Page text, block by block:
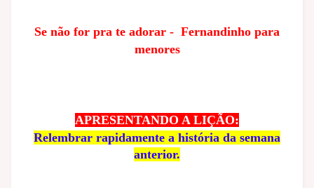
Se não for pra te adorar - Fernandinho para
menores
APRESENTANDO A LIÇÃO:
Relembrar rapidamente a história da semana
anterior.